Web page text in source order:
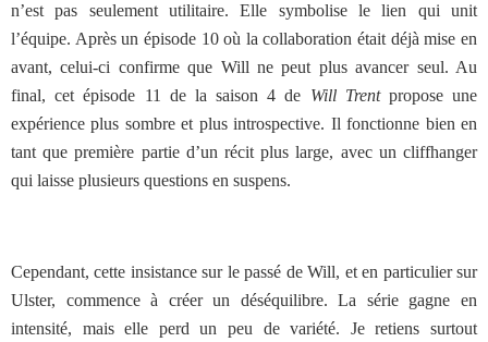
n’est pas seulement utilitaire. Elle symbolise le lien qui unit
l’équipe. Après un épisode 10 où la collaboration était déjà mise en
avant, celui-ci confirme que Will ne peut plus avancer seul. Au
final, cet épisode 11 de la saison 4 de Will Trent propose une
expérience plus sombre et plus introspective. Il fonctionne bien en
tant que première partie d’un récit plus large, avec un cliffhanger
qui laisse plusieurs questions en suspens.
Cependant, cette insistance sur le passé de Will, et en particulier sur
Ulster, commence à créer un déséquilibre. La série gagne en
intensité, mais elle perd un peu de variété. Je retiens surtout